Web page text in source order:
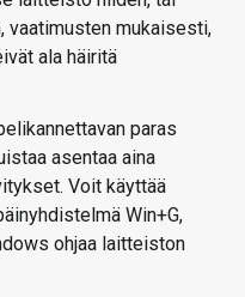
vaatimusten mukaisesti,
ala häiritä
paras
asentaa aina
Voit käyttää
Win+G,
ohjaa laitteiston